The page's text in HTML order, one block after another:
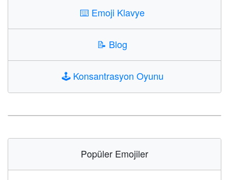
⌨️ Emoji Klavye
📝 Blog
🕹️ Konsantrasyon Oyunu
Popüler Emojiler